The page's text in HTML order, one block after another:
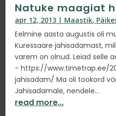
Natuke maagiat
apr 12, 2013 | Maastik,
Eelmine aasta augustis oli
Kuressaare jahisadamast,
varem on olnud. Leiad selle
- https://www.timetrap.ee/
jahisadam/ Ma oli tookord
Jahisadamale, nendele...
read more...